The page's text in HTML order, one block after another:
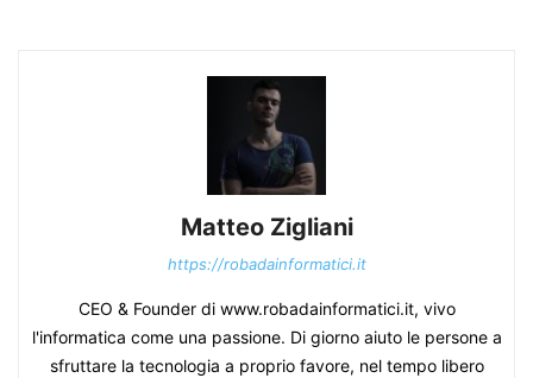
Matteo Zigliani
https://robadainformatici.it
CEO & Founder di www.robadainformatici.it, vivo
l'informatica come una passione. Di giorno aiuto le persone a
sfruttare la tecnologia a proprio favore, nel tempo libero